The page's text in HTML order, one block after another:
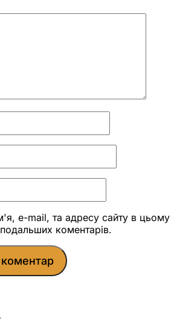
e-mail, та адресу сайту в цьому
коментарів.